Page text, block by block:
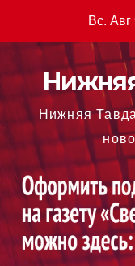
содержимому
Вс. Авг
Нижняя